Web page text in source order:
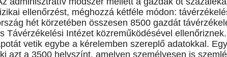
ellenőrzést, méghozzá kétféle módon:
hét körzetében összesen 8500 gazdát
Távérzékelési Intézet közreműködésével
vetik egybe a kérelemben szereplő adatokkal. Egy
azt a 3500 helyszínt, amelyen személyesen is